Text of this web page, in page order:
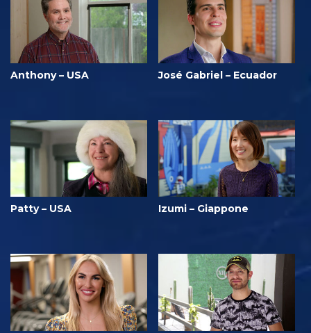
Anthony – USA José Gabriel – Ecuador
Patty – USA Izumi – Giappone